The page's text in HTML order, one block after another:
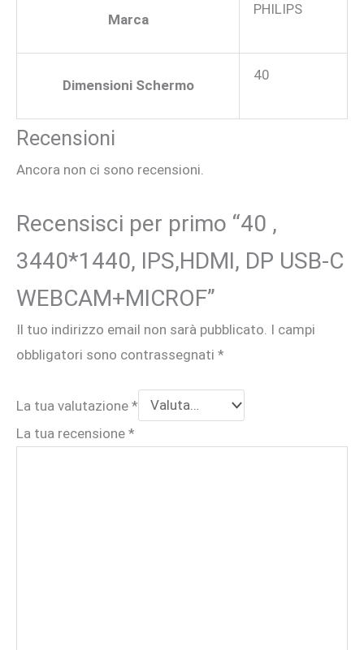
Marca
PHILIPS
Dimensioni Schermo
40
Recensioni
Ancora non ci sono recensioni.
Recensisci per primo “40 ,
3440*1440, IPS,HDMI, DP USB-C
WEBCAM+MICROF”
Il tuo indirizzo email non sarà pubblicato. I campi
obbligatori sono contrassegnati *
La tua valutazione *
La tua recensione *